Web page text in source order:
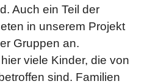
Auch ein Teil der
in unserem Projekt
Gruppen an.
viele Kinder, die von
sind. Familien